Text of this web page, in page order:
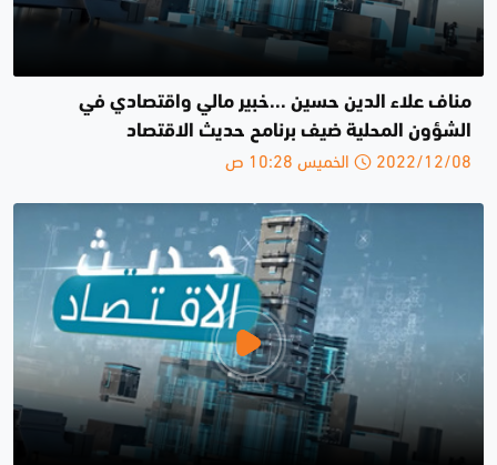
مناف علاء الدين حسين ...خبير مالي واقتصادي في
الشؤون المحلية ضيف برنامح حديث الاقتصاد
2022/12/08 الخميس 10:28 ص